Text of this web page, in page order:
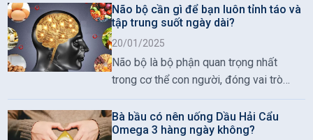
Một trong những hệ quả của những yếu
tố này là sự ảnh hưởng đến não bộ, gây
ra tình trạng giảm khả năng tập trung,
suy giảm trí nhớ và mất đi khả năng
phản xạ nhanh nhạy. N
Não bộ cần gì để bạn luôn tỉnh táo và
tập trung suốt ngày dài?
20/01/2025
Não bộ là bộ phận quan trọng nhất
trong cơ thể con người, đóng vai trò
điều khiển mọi hoạt động từ thể chất
đến tinh thần. Để duy trì sự tỉnh táo, tập
trung và hiệu suất làm việc cao suốt
Bà bầu có nên uống Dầu Hải Cẩu
Omega 3 hàng ngày không?